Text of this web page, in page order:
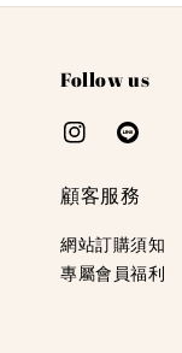
Follow us
顧客服務
網站訂購須知
專屬會員福利